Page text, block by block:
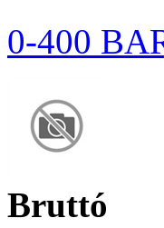
0-400
Bruttó